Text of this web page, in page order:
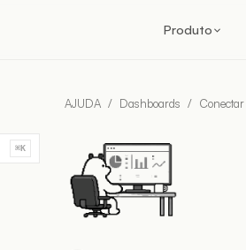
Produto
⌘K
AJUDA / Dashboards /